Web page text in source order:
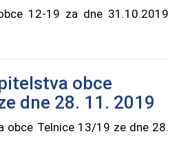
12-19 za dne 31.10.2019
obce
dne 28. 11. 2019
obce Telnice 13/19 ze dne 28.